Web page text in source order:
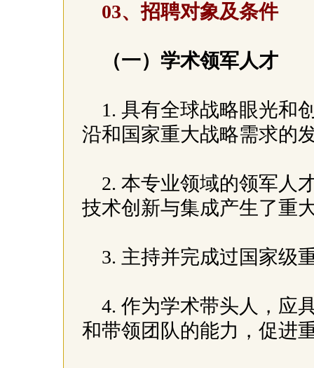
03、招聘对象及条件
（一）学术领军人才
1. 具有全球战略眼光和
沿和国家重大战略需求的
2. 本专业领域的领军人
技术创新与集成产生了重
3. 主持并完成过国家级
4. 作为学术带头人，应
和带领团队的能力，促进